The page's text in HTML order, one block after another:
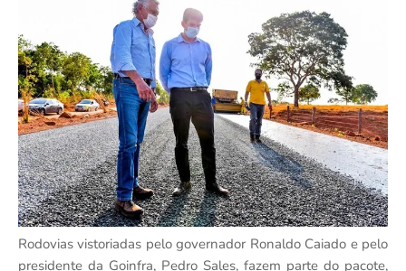
Rodovias vistoriadas pelo governador Ronaldo Caiado e pelo
presidente da Goinfra, Pedro Sales, fazem parte do pacote,